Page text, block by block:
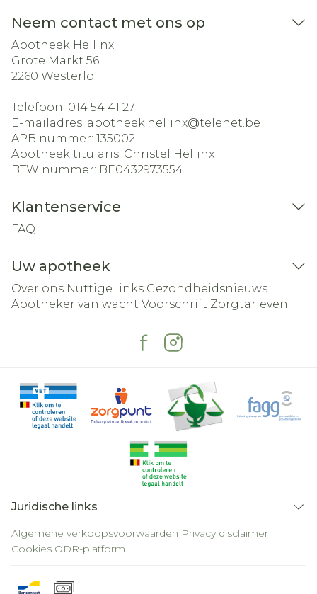
Neem contact met ons op
Apotheek Hellinx
Grote Markt 56
2260 Westerlo
Telefoon: 014 54 41 27
E-mailadres: apotheek.hellinx@telenet.be
APB nummer: 135002
Apotheek titularis: Christel Hellinx
BTW nummer: BE0432973554
Klantenservice
FAQ
Uw apotheek
Over ons Nuttige links Gezondheidsnieuws
Apotheker van wacht Voorschrift Zorgtarieven
Juridische links
Algemene verkoopsvoorwaarden Privacy disclaimer
Cookies ODR-platform